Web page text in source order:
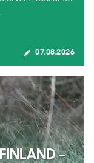
07.08.2026